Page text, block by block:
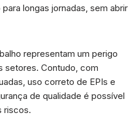
longas jornadas, sem abrir
representam um perigo
setores. Contudo, com
uso correto de EPIs e
de qualidade é possível
riscos.